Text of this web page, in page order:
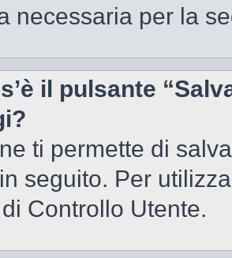
necessaria per la
il pulsante
ti permette di
seguito. Per
Controllo Utente.